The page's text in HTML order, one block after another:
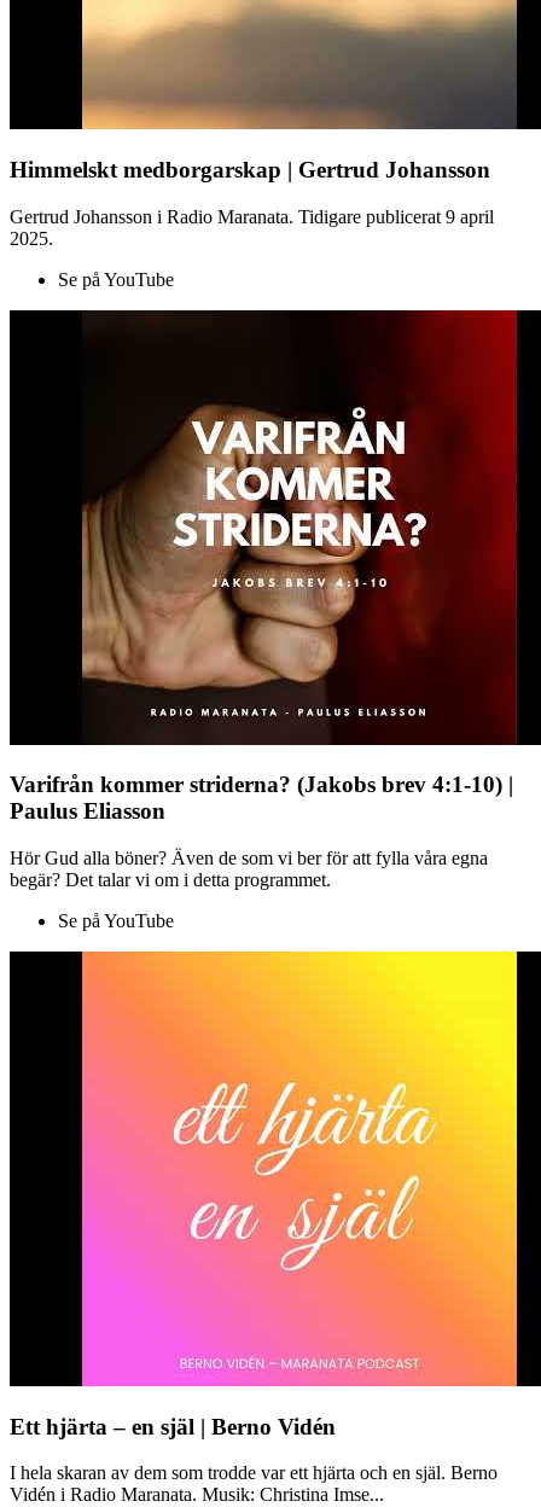
Himmelskt medborgarskap | Gertrud Johansson
Gertrud Johansson i Radio Maranata. Tidigare publicerat 9 april
2025.
Se på YouTube
Varifrån kommer striderna? (Jakobs brev 4:1-10) |
Paulus Eliasson
Hör Gud alla böner? Även de som vi ber för att fylla våra egna
begär? Det talar vi om i detta programmet.
Se på YouTube
Ett hjärta – en själ | Berno Vidén
I hela skaran av dem som trodde var ett hjärta och en själ. Berno
Vidén i Radio Maranata. Musik: Christina Imse...